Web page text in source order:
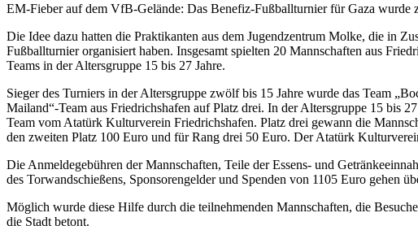
EM-Fieber auf dem VfB-Gelände: Das Benefiz-Fußballturnier für Gaza
Die Idee dazu hatten die Praktikanten aus dem Jugendzentrum Molke, die in
Fußballturnier organisiert haben. Insgesamt spielten 20 Mannschaften aus
Teams in der Altersgruppe 15 bis 27 Jahre.
Sieger des Turniers in der Altersgruppe zwölf bis 15 Jahre wurde das Team
Mailand“-Team aus Friedrichshafen auf Platz drei. In der Altersgruppe 15 bis
Team vom Atatürk Kulturverein Friedrichshafen. Platz drei gewann die
den zweiten Platz 100 Euro und für Rang drei 50 Euro. Der Atatürk
Die Anmeldegebühren der Mannschaften, Teile der Essens- und
des Torwandschießens, Sponsorengelder und Spenden von 1105 Euro gehen
Möglich wurde diese Hilfe durch die teilnehmenden Mannschaften, die
die Stadt betont.